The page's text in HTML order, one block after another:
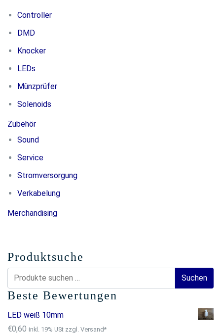
Controller
DMD
Knocker
LEDs
Münzprüfer
Solenoids
Zubehör
Sound
Service
Stromversorgung
Verkabelung
Merchandising
Produktsuche
Suchen
nach:
Suchen
Beste Bewertungen
LED weiß 10mm
€0,60 inkl. 19% USt zzgl. Versand*